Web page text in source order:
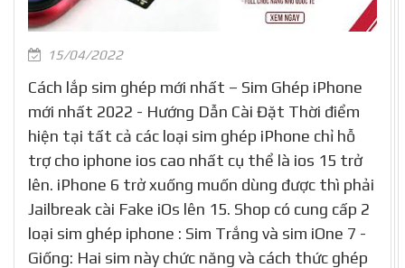
15/04/2022
Cách lắp sim ghép mới nhất – Sim Ghép iPhone
mới nhất 2022 - Hướng Dẫn Cài Đặt Thời điểm
hiện tại tất cả các loại sim ghép iPhone chỉ hỗ
trợ cho iphone ios cao nhất cụ thể là ios 15 trở
lên. iPhone 6 trở xuống muốn dùng được thì phải
Jailbreak cài Fake iOs lên 15. Shop có cung cấp 2
loại sim ghép iphone : Sim Trắng và sim iOne 7 -
Giống: Hai sim này chức năng và cách thức ghép